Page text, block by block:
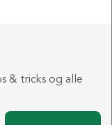
& tricks og alle